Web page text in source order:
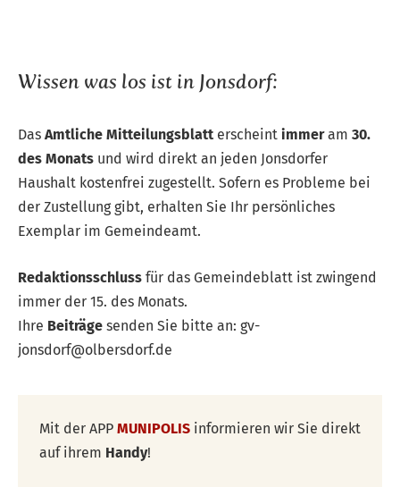
Wissen was los ist in Jonsdorf:
Das Amtliche Mitteilungsblatt erscheint immeram 30.
des Monats und wird direkt an jeden Jonsdorfer
Haushalt kostenfrei zugestellt. Sofern es Probleme bei
der Zustellung gibt, erhalten Sie Ihr persönliches
Exemplar im Gemeindeamt.
Redaktionsschluss für das Gemeindeblatt ist zwingend
immer der 15. des Monats.
Ihre Beiträge senden Sie bitte an: gv-
jonsdorf@olbersdorf.de
Mit der APP MUNIPOLIS informieren wir Sie direkt
auf ihrem Handy!